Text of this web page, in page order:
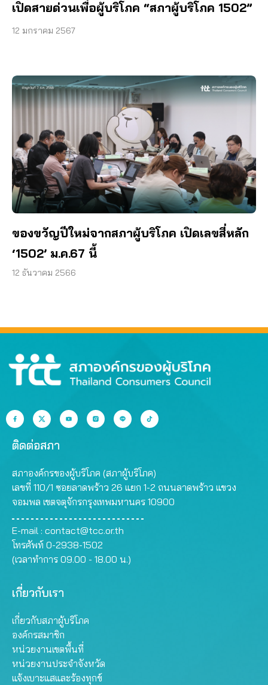
เปิดสายด่วนเพื่อผู้บริโภค “สภาผู้บริโภค 1502”
12 มกราคม 2567
ของขวัญปีใหม่จากสภาผู้บริโภค เปิดเลขสี่หลัก
‘1502’ ม.ค.67 นี้
12 ธันวาคม 2566
ติดต่อสภา
สภาองค์กรของผู้บริโภค (สภาผู้บริโภค)
เลขที่ 110/1 ซอยลาดพร้าว 26 แยก 1-2 ถนนลาดพร้าว แขวง
จอมพล เขตจตุจักรกรุงเทพมหานคร 10900
E-mail : contact@tcc.or.th
โทรศัพท์ 0-2938-1502
(เวลาทำการ 09.00 - 18.00 น.)
เกี่ยวกับเรา
เกี่ยวกับสภาผู้บริโภค
องค์กรสมาชิก
หน่วยงานเขตพื้นที่
หน่วยงานประจำจังหวัด
แจ้งเบาะแสและร้องทุกข์